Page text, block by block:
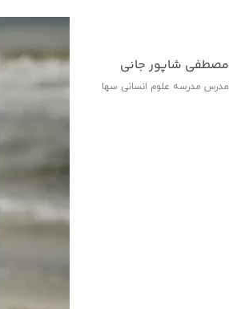
مصطفی شاپور جانی
مدرس مدرسه علوم انسانی سها